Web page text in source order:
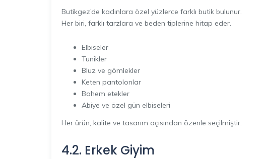
Butikgez’de kadınlara özel yüzlerce farklı butik bulunur.
Her biri, farklı tarzlara ve beden tiplerine hitap eder.
Elbiseler
Tunikler
Bluz ve gömlekler
Keten pantolonlar
Bohem etekler
Abiye ve özel gün elbiseleri
Her ürün, kalite ve tasarım açısından özenle seçilmiştir.
4.2. Erkek Giyim